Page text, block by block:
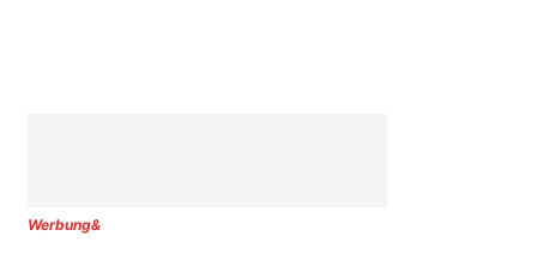
Werbung&